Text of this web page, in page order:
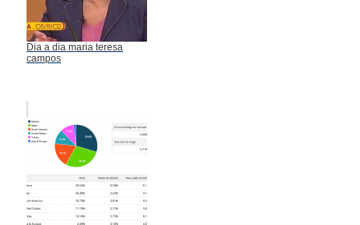
Dia a dia maria teresa
campos